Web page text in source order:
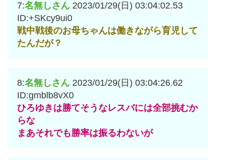
7:名無しさん 2023/01/29(日) 03:04:02.53
ID:+SKcy9ui0
戦中戦後のお母ちゃんは働きながら育児して
たんだが？
8:名無しさん 2023/01/29(日) 03:04:26.62
ID:gmblb8vX0
ひろゆきは勝てそうなレスバには全部挑むか
らな
まあそれでも勝率は振るわないが